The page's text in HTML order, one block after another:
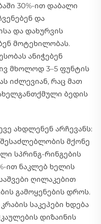
30%-ით დაბალი
და
და დახურვის
მოტეხილობას.
ანიჭებენ
მხოლოდ 3–5 ფუნტის
იძლევიან, რაც მათ
ბედის
ახდლენენ არჩევანს:
მქონე
სპრინგ-რინგების
ით ნაკლებ ხელის
ღილაკებით
გამოყენების დროს.
საკეპები ხდება
დიზაინის